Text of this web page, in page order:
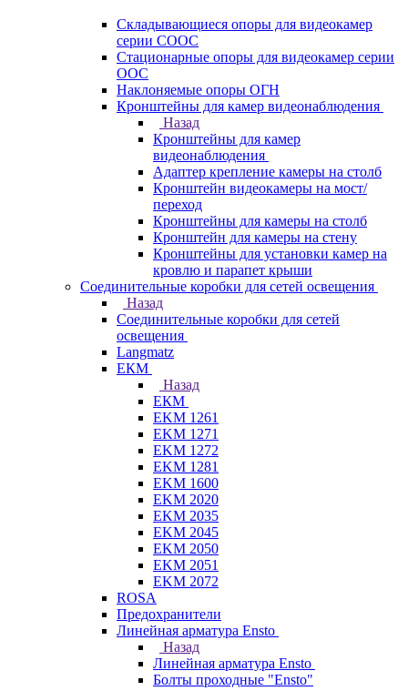
Складывающиеся опоры для видеокамер
серии СООС
Стационарные опоры для видеокамер серии
ООС
Наклоняемые опоры ОГН
Кронштейны для камер видеонаблюдения
Назад
Кронштейны для камер
видеонаблюдения
Адаптер крепление камеры на столб
Кронштейн видеокамеры на мост/
переход
Кронштейны для камеры на столб
Кронштейн для камеры на стену
Кронштейны для установки камер на
кровлю и парапет крыши
Соединительные коробки для сетей освещения
Назад
Соединительные коробки для сетей
освещения
Langmatz
ЕКМ
Назад
ЕКМ
EKM 1261
EKM 1271
EKM 1272
EKM 1281
EKM 1600
EKM 2020
EKM 2035
EKM 2045
EKM 2050
EKM 2051
EKM 2072
ROSA
Предохранители
Линейная арматура Ensto
Назад
Линейная арматура Ensto
Болты проходные "Ensto"